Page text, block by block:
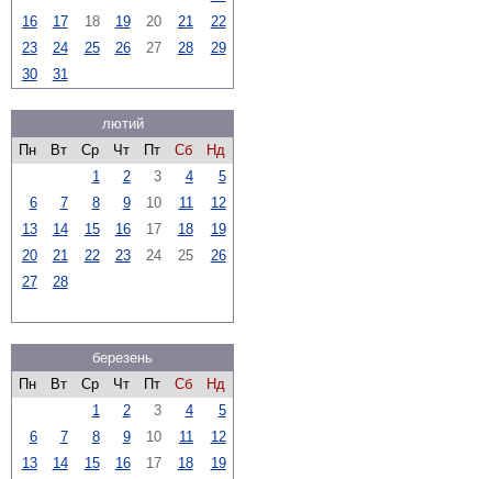
16
17 18 19 20 21
22
23
24 25 26 27 28
29
30
31
лютий
Пн
Вт Ср Чт Пт Сб
Нд
1
2 3 4
5
6
7 8 9 10 11
12
13
14 15 16 17 18
19
20
21 22 23 24 25
26
27
28
березень
Пн
Вт Ср Чт Пт Сб
Нд
1
2 3 4
5
6
7 8 9 10 11
12
13
14 15 16 17 18
19